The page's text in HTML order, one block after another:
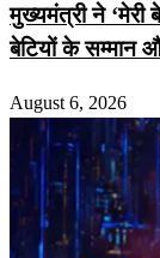
मुख्यमंत्री ने ‘मेरी
बेटियों के सम्मान
August 6, 2026